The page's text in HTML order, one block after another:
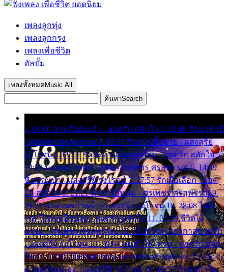
เพลงลูกทุ่ง
เพลงลูกกรุง
เพลงเพื่อชีวิต
อัลบั้ม
เพลงทั้งหมด Music All
ค้นหาSearch
1. 00:00 สามสิบยังแจ๋ว - ยอดรัก สลักใจ 2. 02:49 รักมาห้าปี
- ศรเพชร ศรสุพรรณ 3. 05:57 รักสาวเสื้อลาย - แสงสุรีย์
รุ่งโรจน์ 4. 09:51 รักสะท้านดินสะเทือน - ยอดรัก สลักใจ 5.
12:23 มอเตอร์ไซค์ทำหล่น - ศรเพชร ศรสุพรรณ 6. 14:49
หิ้วกระเป๋า - แสงสุรีย์ รุ่งโรจน์ 7. 17:57 รักเผื่อเลือก - ยอด
รัก สลักใจ 8. 21:21 น้ำตาไอ้หนุ่ม - ศรเพชร ศรสุพรรณ 9.
24:27 สามเณรกำพร้า - แสงสุรีย์ รุ่งโรจน์ 10. 28:08 ไม่มี
เวลาไปหาเมียน้อย - ยอดรัก สลักใจ 11. 31:29 ชีวิตไอ้
ธรรม - ศรเพชร ศรสุพรรณ 12. 35:26 ทหารอากาศขาดรัก
- แสงสุรีย์ รุ่งโรจน์ 13. 39:01 คนหัวใจโทรม - ยอดรัก สลัก
ใจ 14. 42:49 ไอ้หวังตายแน่ - ศรเพชร ศรสุพรรณ 15. 46:35
ธาตุแท้ของเธอ - แสงสุรีย์ รุ่งโรจน์ 16. 49:57 กำนันกำใน -